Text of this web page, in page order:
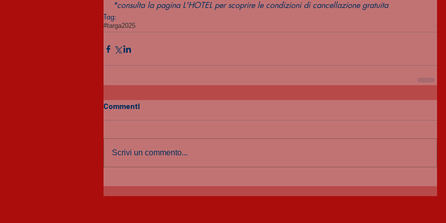
*consulta la pagina L'HOTEL per scoprire le condizioni di cancellazione gratuita
Tag:
#targa2025
Commenti
Scrivi un commento...